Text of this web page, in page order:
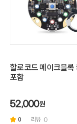
할로코드 메이크블록
포함
52,000원
0 리뷰 0